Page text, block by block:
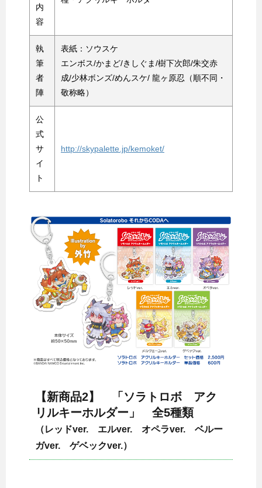
内
容
執
筆
者
陣
表紙：ソウスケ
エンボス/かまど/きしぐま/樹下次郎/朱交赤
成/少林ボンズ/めんスケ/ 龍ヶ原忍（順不同・
敬称略）
公
式
サ
イ
ト
http://skypalette.jp/kemoket/
【新商品2】 「ソラトロボ アク
リルキーホルダー」 全5種類
（レッドver. エルver. オペラver. ベルー
ガver. ゲベックver.）